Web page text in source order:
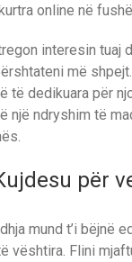
online në
interesin tuaj
më
të dedikuara për
një ndryshim të
për
mund t’i bëjnë
vështira. Flini